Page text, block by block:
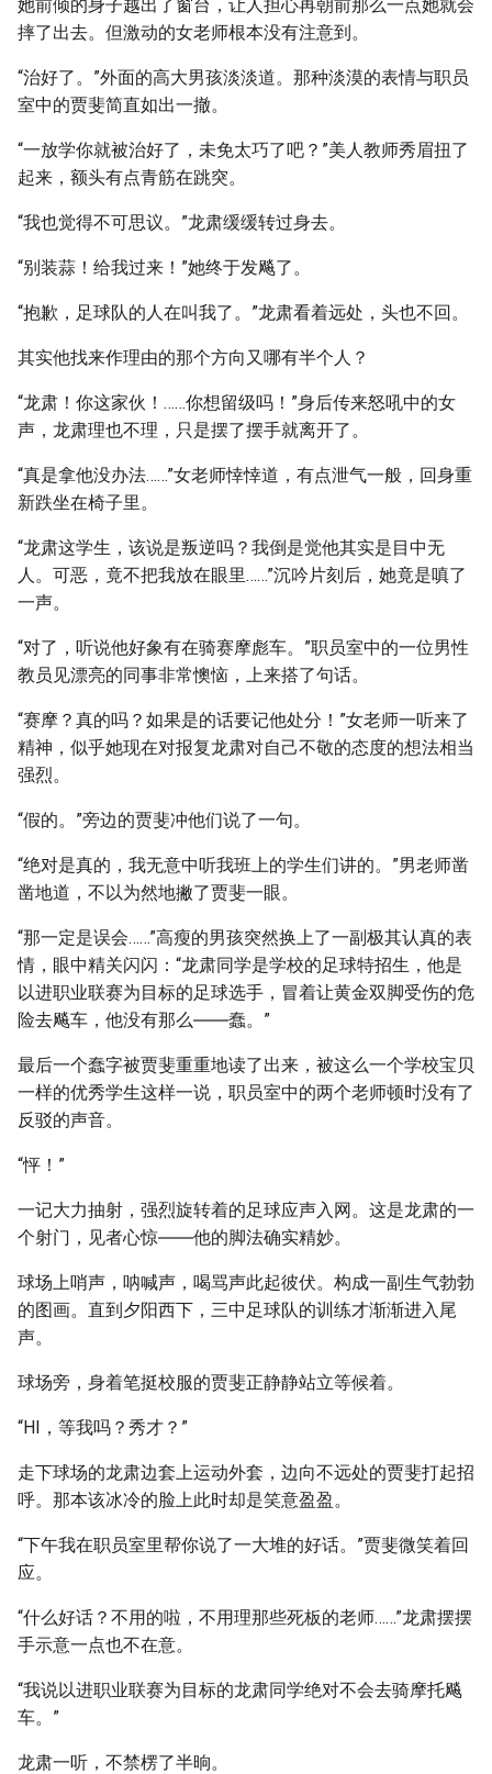
她前倾的身子越出了窗台，让人担心再朝前那么一点她就会
摔了出去。但激动的女老师根本没有注意到。
“治好了。”外面的高大男孩淡淡道。那种淡漠的表情与职员
室中的贾斐简直如出一撤。
“一放学你就被治好了，未免太巧了吧？”美人教师秀眉扭了
起来，额头有点青筋在跳突。
“我也觉得不可思议。”龙肃缓缓转过身去。
“别装蒜！给我过来！”她终于发飚了。
“抱歉，足球队的人在叫我了。”龙肃看着远处，头也不回。
其实他找来作理由的那个方向又哪有半个人？
“龙肃！你这家伙！……你想留级吗！”身后传来怒吼中的女
声，龙肃理也不理，只是摆了摆手就离开了。
“真是拿他没办法……”女老师悻悻道，有点泄气一般，回身重
新跌坐在椅子里。
“龙肃这学生，该说是叛逆吗？我倒是觉他其实是目中无
人。可恶，竟不把我放在眼里……”沉吟片刻后，她竟是嗔了
一声。
“对了，听说他好象有在骑赛摩彪车。”职员室中的一位男性
教员见漂亮的同事非常懊恼，上来搭了句话。
“赛摩？真的吗？如果是的话要记他处分！”女老师一听来了
精神，似乎她现在对报复龙肃对自己不敬的态度的想法相当
强烈。
“假的。”旁边的贾斐冲他们说了一句。
“绝对是真的，我无意中听我班上的学生们讲的。”男老师凿
凿地道，不以为然地撇了贾斐一眼。
“那一定是误会……”高瘦的男孩突然换上了一副极其认真的表
情，眼中精关闪闪：“龙肃同学是学校的足球特招生，他是
以进职业联赛为目标的足球选手，冒着让黄金双脚受伤的危
险去飚车，他没有那么――蠢。”
最后一个蠢字被贾斐重重地读了出来，被这么一个学校宝贝
一样的优秀学生这样一说，职员室中的两个老师顿时没有了
反驳的声音。
“怦！”
一记大力抽射，强烈旋转着的足球应声入网。这是龙肃的一
个射门，见者心惊――他的脚法确实精妙。
球场上哨声，呐喊声，喝骂声此起彼伏。构成一副生气勃勃
的图画。直到夕阳西下，三中足球队的训练才渐渐进入尾
声。
球场旁，身着笔挺校服的贾斐正静静站立等候着。
“HI，等我吗？秀才？”
走下球场的龙肃边套上运动外套，边向不远处的贾斐打起招
呼。那本该冰冷的脸上此时却是笑意盈盈。
“下午我在职员室里帮你说了一大堆的好话。”贾斐微笑着回
应。
“什么好话？不用的啦，不用理那些死板的老师……”龙肃摆摆
手示意一点也不在意。
“我说以进职业联赛为目标的龙肃同学绝对不会去骑摩托飚
车。”
龙肃一听，不禁楞了半晌。